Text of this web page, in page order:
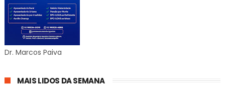
Dr. Marcos Paiva
MAIS LIDOS DA SEMANA